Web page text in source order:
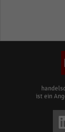
ist ein